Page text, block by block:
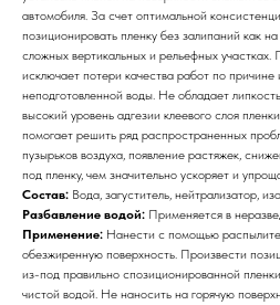
автомобиля. За счет оптимальной
позиционировать пленку без залипаний как
сложных вертикальных и рельефных участках.
исключает потери качества работ по причине
неподготовленной воды. Не обладает
высокий уровень адгезии клеевого слоя
помогает решить ряд распространенных
пузырьков воздуха, появление растяжек,
под пленку, чем значительно ускоряет и
Состав: Вода, загуститель, нейтрализатор,
Разбавление водой: Применяется в
Применение: Нанести с помощью
обезжиренную поверхность. Произвести
из-под правильно спозиционированной
чистой водой. Не наносить на горячую